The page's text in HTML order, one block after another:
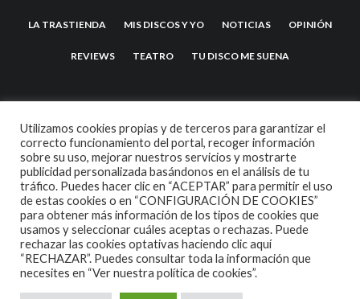
LA TRASTIENDA MIS DISCOS Y YO NOTICIAS OPINIÓN
REVIEWS TEATRO TU DISCO ME SUENA
2007 COPYRIGHT -CODETIPITHEME
Utilizamos cookies propias y de terceros para garantizar el
correcto funcionamiento del portal, recoger información
sobre su uso, mejorar nuestros servicios y mostrarte
publicidad personalizada basándonos en el análisis de tu
tráfico. Puedes hacer clic en “ACEPTAR” para permitir el uso
de estas cookies o en “CONFIGURACIÓN DE COOKIES”
para obtener más información de los tipos de cookies que
usamos y seleccionar cuáles aceptas o rechazas. Puede
rechazar las cookies optativas haciendo clic aquí
“RECHAZAR”. Puedes consultar toda la información que
necesites en “Ver nuestra política de cookies”.